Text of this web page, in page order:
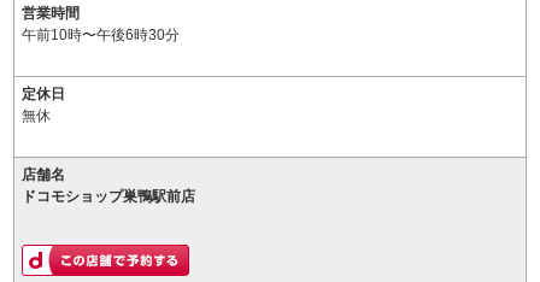
営業時間
午前10時〜午後6時30分
定休日
無休
店舗名
ドコモショップ巣鴨駅前店